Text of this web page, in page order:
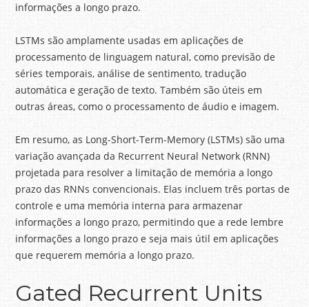
informações a longo prazo.
LSTMs são amplamente usadas em aplicações de
processamento de linguagem natural, como previsão de
séries temporais, análise de sentimento, tradução
automática e geração de texto. Também são úteis em
outras áreas, como o processamento de áudio e imagem.
Em resumo, as Long-Short-Term-Memory (LSTMs) são uma
variação avançada da Recurrent Neural Network (RNN)
projetada para resolver a limitação de memória a longo
prazo das RNNs convencionais. Elas incluem três portas de
controle e uma memória interna para armazenar
informações a longo prazo, permitindo que a rede lembre
informações a longo prazo e seja mais útil em aplicações
que requerem memória a longo prazo.
Gated Recurrent Units